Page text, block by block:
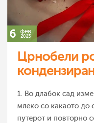
6 фев
2023
Црнобели
1. Во длабок сад
млеко со какаото до
путерот и повторно